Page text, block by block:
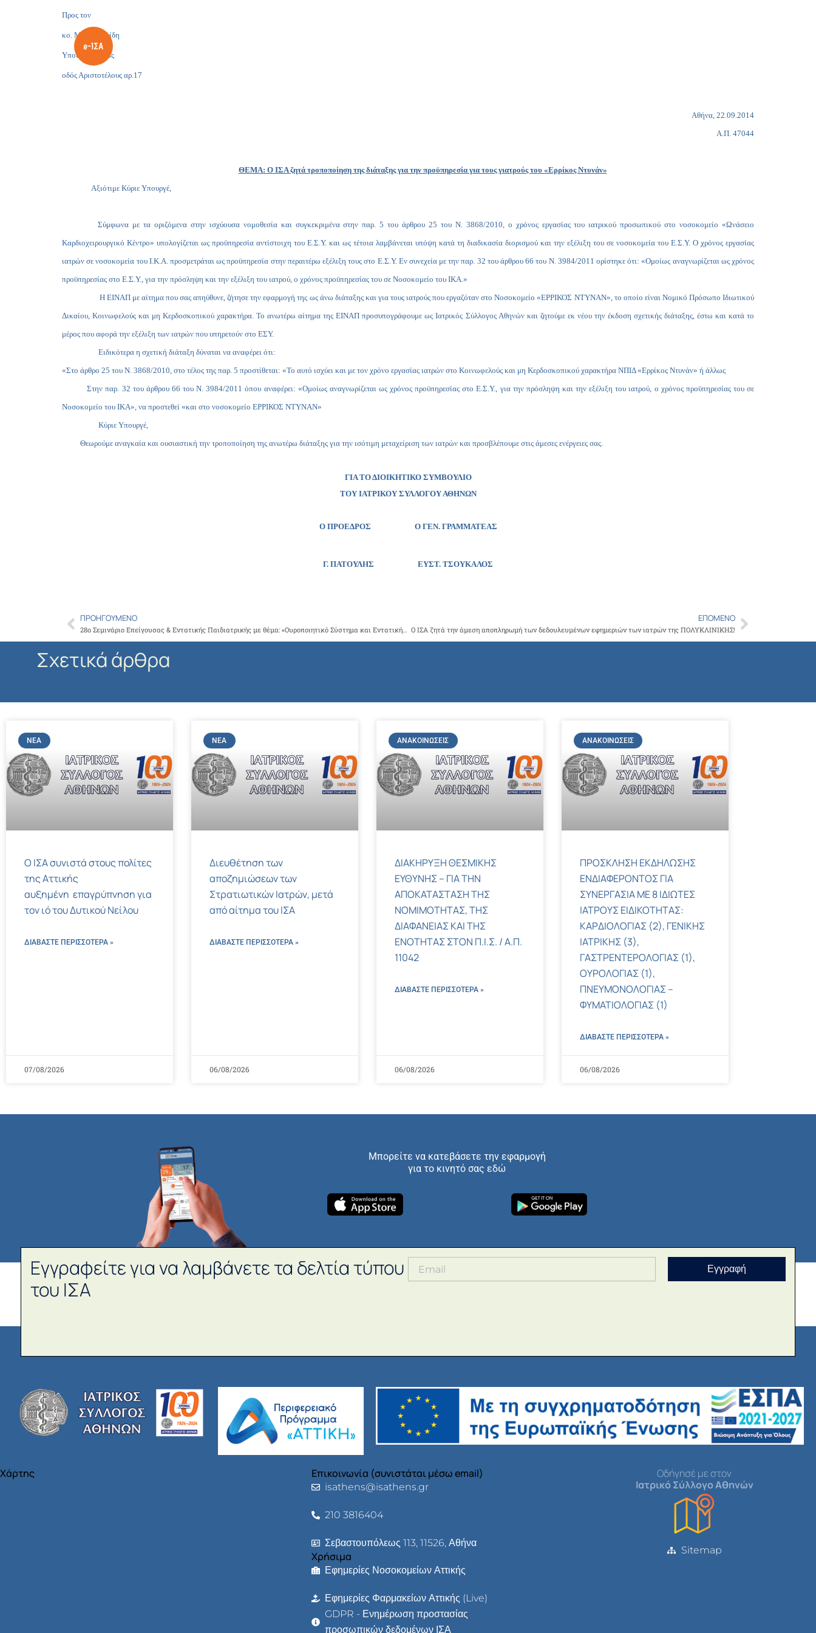
Προς τον
κο. Μάκη Βορίδη
Υπουργό Υγείας
οδός Αριστοτέλους αρ.17
Αθήνα, 22.09.2014
Α.Π. 47044
ΘΕΜΑ: Ο ΙΣΑ ζητά τροποποίηση της διάταξης για την προϋπηρεσία για τους γιατρούς του «Ερρίκος Ντυνάν»
Αξιότιμε Κύριε Υπουργέ,
Σύμφωνα με τα οριζόμενα στην ισχύουσα νομοθεσία και συγκεκριμένα στην παρ. 5 του άρθρου 25 του Ν. 3868/2010, ο χρόνος εργασίας του ιατρικού προσωπικού στο νοσοκομείο «Ωνάσειο
Καρδιοχειρουργικό Κέντρο» υπολογίζεται ως προϋπηρεσία αντίστοιχη του Ε.Σ.Υ. και ως τέτοια λαμβάνεται υπόψη κατά τη διαδικασία διορισμού και την εξέλιξη του σε νοσοκομεία του Ε.Σ.Υ. Ο χρόνος εργασίας
ιατρών σε νοσοκομεία του Ι.Κ.Α. προσμετράται ως προϋπηρεσία στην περαιτέρω εξέλιξη τους στο Ε.Σ.Υ. Εν συνεχεία με την παρ. 32 του άρθρου 66 του Ν. 3984/2011 ορίστηκε ότι: «Ομοίως αναγνωρίζεται ως χρόνος
προϋπηρεσίας στο Ε.Σ.Υ., για την πρόσληψη και την εξέλιξη του ιατρού, ο χρόνος προϋπηρεσίας του σε Νοσοκομείο του IΚΑ.»
Η ΕΙΝΑΠ με αίτημα που σας απηύθυνε, ζήτησε την εφαρμογή της ως άνω διάταξης και για τους ιατρούς που εργαζόταν στο Νοσοκομείο «ΕΡΡΙΚΟΣ ΝΤΥΝΑΝ», το οποίο είναι Νομικό Πρόσωπο Ιδιωτικού
Δικαίου, Κοινωφελούς και μη Κερδοσκοπικού χαρακτήρα. Το ανωτέρω αίτημα της ΕΙΝΑΠ προσυπογράφουμε ως Ιατρικός Σύλλογος Αθηνών και ζητούμε εκ νέου την έκδοση σχετικής διάταξης, έστω και κατά το
μέρος που αφορά την εξέλιξη των ιατρών που υπηρετούν στο ΕΣΥ.
Ειδικότερα η σχετική διάταξη δύναται να αναφέρει ότι:
«Στο άρθρο 25 του Ν. 3868/2010, στο τέλος της παρ. 5 προστίθεται: «Το αυτό ισχύει και με τον χρόνο εργασίας ιατρών στο Κοινωφελούς και μη Κερδοσκοπικού χαρακτήρα ΝΠΙΔ «Ερρίκος Ντυνάν» ή άλλως
Στην παρ. 32 του άρθρου 66 του Ν. 3984/2011 όπου αναφέρει: «Ομοίως αναγνωρίζεται ως χρόνος προϋπηρεσίας στο Ε.Σ.Υ., για την πρόσληψη και την εξέλιξη του ιατρού, ο χρόνος προϋπηρεσίας του σε
Νοσοκομείο του IΚΑ», να προστεθεί «και στο νοσοκομείο ΕΡΡΙΚΟΣ ΝΤΥΝΑΝ»
Κύριε Υπουργέ,
Θεωρούμε αναγκαία και ουσιαστική την τροποποίηση της ανωτέρω διάταξης για την ισότιμη μεταχείριση των ιατρών και προσβλέπουμε στις άμεσες ενέργειες σας.
ΓΙΑ ΤΟ ΔΙΟΙΚΗΤΙΚΟ ΣΥΜΒΟΥΛΙΟ
ΤΟΥ ΙΑΤΡΙΚΟΥ ΣΥΛΛΟΓΟΥ ΑΘΗΝΩΝ
Ο ΠΡΟΕΔΡΟΣ Ο ΓΕΝ. ΓΡΑΜΜΑΤΕΑΣ
Γ. ΠΑΤΟΥΛΗΣ ΕΥΣΤ. ΤΣΟΥΚΑΛΟΣ
Prev
ΠΡΟΗΓΟΎΜΕΝΟ
28ο Σεμινάριο Επείγουσας & Εντατικής Παιδιατρικής με θέμα: «Ουροποιητικό Σύστημα και Εντατική Θεραπεία»
ΕΠΌΜΕΝΟ
Ο ΙΣΑ ζητά την άμεση αποπληρωμή των δεδουλευμένων εφημεριών των ιατρών της ΠΟΛΥΚΛΙΝΙΚΗΣ!Next
Σχετικά άρθρα
ΝΈΑ
Ο ΙΣΑ συνιστά στους πολίτες
της Αττικής
αυξημένη επαγρύπνηση για
τον ιό του Δυτικού Νείλου
ΔΙΑΒΑΣΤΕ ΠΕΡΙΣΣΌΤΕΡΑ »
07/08/2026
ΝΈΑ
Διευθέτηση των
αποζημιώσεων των
Στρατιωτικών Ιατρών, μετά
από αίτημα του ΙΣΑ
ΔΙΑΒΑΣΤΕ ΠΕΡΙΣΣΌΤΕΡΑ »
06/08/2026
ΑΝΑΚΟΙΝΏΣΕΙΣ
ΔΙΑΚΗΡΥΞΗ ΘΕΣΜΙΚΗΣ
ΕΥΘΥΝΗΣ – ΓΙΑ ΤΗΝ
ΑΠΟΚΑΤΑΣΤΑΣΗ ΤΗΣ
ΝΟΜΙΜΟΤΗΤΑΣ, ΤΗΣ
ΔΙΑΦΑΝΕΙΑΣ ΚΑΙ ΤΗΣ
ΕΝΟΤΗΤΑΣ ΣΤΟΝ Π.Ι.Σ. / Α.Π.
11042
ΔΙΑΒΑΣΤΕ ΠΕΡΙΣΣΌΤΕΡΑ »
06/08/2026
ΑΝΑΚΟΙΝΏΣΕΙΣ
ΠΡΟΣΚΛΗΣΗ ΕΚΔΗΛΩΣΗΣ
ΕΝΔΙΑΦΕΡΟΝΤΟΣ ΓΙΑ
ΣΥΝΕΡΓΑΣΙΑ ΜΕ 8 ΙΔΙΩΤΕΣ
ΙΑΤΡΟΥΣ ΕΙΔΙΚΟΤΗΤΑΣ:
ΚΑΡΔΙΟΛΟΓΙΑΣ (2), ΓΕΝΙΚΗΣ
ΙΑΤΡΙΚΗΣ (3),
ΓΑΣΤΡΕΝΤΕΡΟΛΟΓΙΑΣ (1),
ΟΥΡΟΛΟΓΙΑΣ (1),
ΠΝΕΥΜΟΝΟΛΟΓΙΑΣ –
ΦΥΜΑΤΙΟΛΟΓΙΑΣ (1)
ΔΙΑΒΑΣΤΕ ΠΕΡΙΣΣΌΤΕΡΑ »
06/08/2026
Μπορείτε να κατεβάσετε την εφαρμογή
για το κινητό σας εδώ
Εγγραφείτε για να λαμβάνετε τα δελτία τύπου
του ΙΣΑ
Εγγραφή
Χάρτης Επικοινωνία (συνιστάται μέσω email)
isathens@isathens.gr
210 3816404
Σεβαστουπόλεως 113, 11526, Αθήνα
Χρήσιμα
Εφημερίες Νοσοκομείων Αττικής
Εφημερίες Φαρμακείων Αττικής (Live)
GDPR - Ενημέρωση προστασίας
προσωπικών δεδομένων ΙΣΑ
Οδήγησέ με στον
Ιατρικό Σύλλογο Αθηνών
Sitemap